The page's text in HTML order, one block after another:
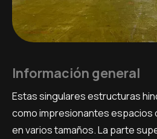
Información general
Estas singulares estructuras
como impresionantes espacios
en varios tamaños. La parte